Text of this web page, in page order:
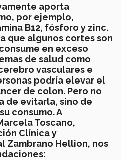
aporta
por ejemplo,
B12, fósforo y zinc.
que algunos cortes son
en exceso
de salud como
vasculares e
podría elevar el
de colon. Pero no
de evitarla, sino de
consumo. A
Toscano,
Clínica y
Zambrano Hellion, nos